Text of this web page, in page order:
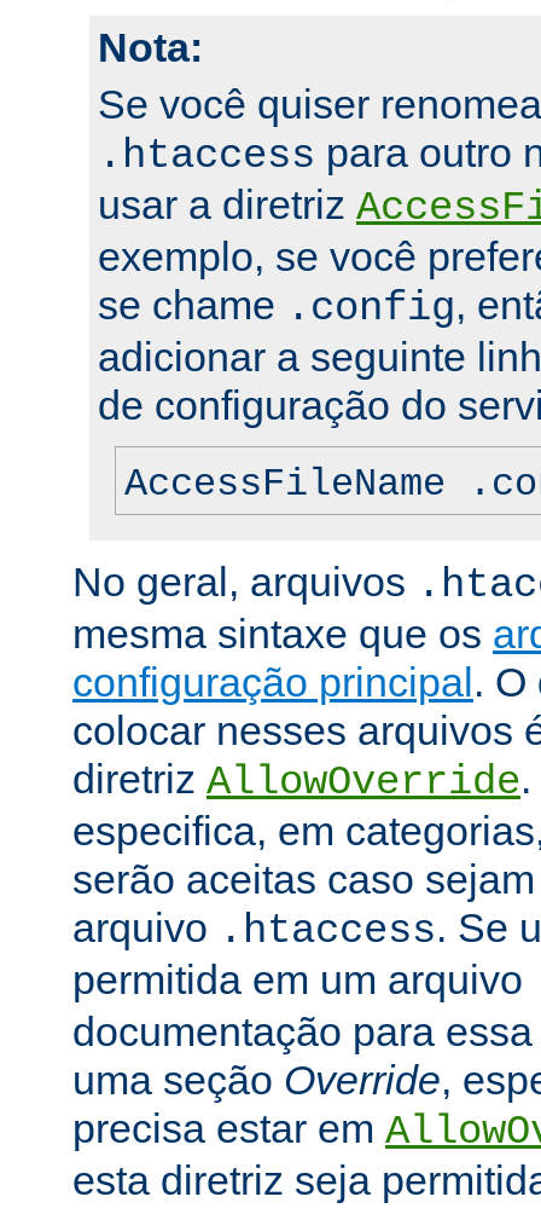
Nota:
Se você quiser
.htaccess para outro
usar a diretriz
exemplo, se você
se chame .config,
adicionar a seguinte
de configuração do
AccessFileName
No geral, arquivos
mesma sintaxe que os
configuração principal. O
colocar nesses arquivos
diretriz AllowOverride
especifica, em
serão aceitas caso
arquivo .htaccess. Se
permitida em um arquivo
documentação para
uma seção Override,
precisa estar em
esta diretriz seja